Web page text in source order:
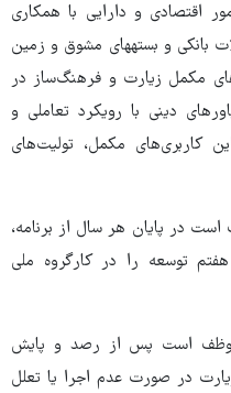
اقتصادی و دارایی با همکاری
بانکی و بسته‏های مشوق و زمین
مکمل زیارت و فرهنگ‌ساز در
دینی با رویکرد تعاملی و
کاربری‌های مکمل، تولیت‌های
در پایان هر سال از برنامه،
توسعه را در کارگروه ملی
موظف است پس از رصد و پایش
در صورت عدم اجرا یا تعلل